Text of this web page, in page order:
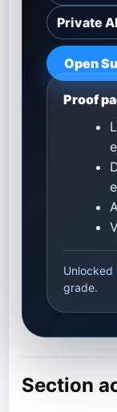
Private
Open
Proof
Unlocked
grade.
Section